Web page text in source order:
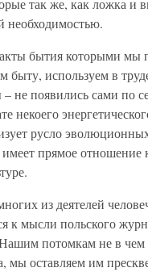
так же, как ложка и
необходимостью.
бытия которыми мы
быту, используем в
– не появились сами по
некоего
русло
прямое отношение
из деятелей
к мысли польского
потомкам не в чем
мы оставляем им